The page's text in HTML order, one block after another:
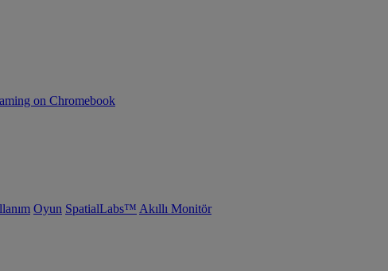
on Chromebook
Oyun SpatialLabs™ Akıllı Monitör